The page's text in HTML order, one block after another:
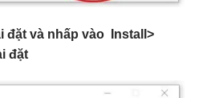
đặt và nhấp vào Install>
đặt